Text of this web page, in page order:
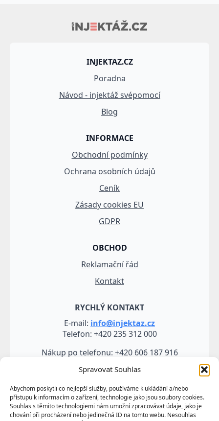
Spravovat Souhlas
Abychom poskytli co nejlepší služby, používáme k ukládání a/nebo
přístupu k informacím o zařízení, technologie jako jsou soubory cookies.
Souhlas s těmito technologiemi nám umožní zpracovávat údaje, jako je
chování při procházení nebo jedinečná ID na tomto webu. Nesouhlas
INJEKTAZ.CZ
Poradna
Návod - injektáž svépomocí
Blog
INFORMACE
Obchodní podmínky
Ochrana osobních údajů
Ceník
Zásady cookies EU
GDPR
OBCHOD
Reklamační řád
Kontakt
RYCHLÝ KONTAKT
E-mail: info@injektaz.cz
Telefon: +420 235 312 000
Nákup po telefonu: +420 606 187 916